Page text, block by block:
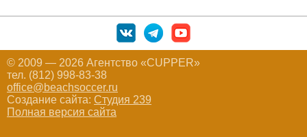
© 2009 — 2026 Агентство «CUPPER»
тел. (812) 998-83-38
office@beachsoccer.ru
Создание сайта: Студия 239
Полная версия сайта